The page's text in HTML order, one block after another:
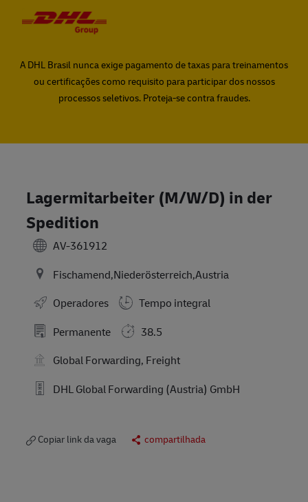
A DHL Brasil nunca exige pagamento de taxas para treinamentos
ou certificações como requisito para participar dos nossos
processos seletivos. Proteja-se contra fraudes.
Lagermitarbeiter (M/W/D) in der
Spedition
AV-361912
Fischamend,Niederösterreich,Austria
Operadores
Tempo integral
Permanente
38.5
Global Forwarding, Freight
DHL Global Forwarding (Austria) GmbH
Copiar link da vaga compartilhada